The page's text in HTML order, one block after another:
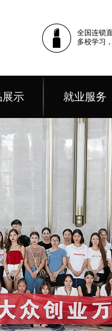
全国连锁
多校学习
展示 就业服务